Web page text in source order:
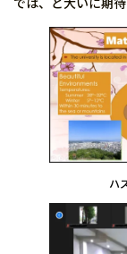
ハ